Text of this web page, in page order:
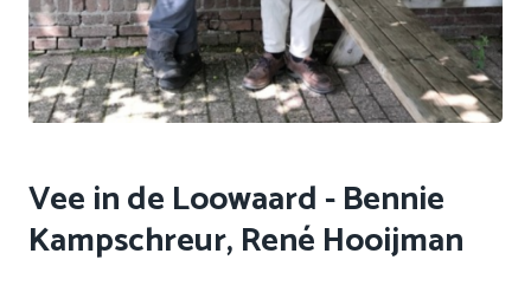
Vee in de Loowaard - Bennie
Kampschreur, René Hooijman